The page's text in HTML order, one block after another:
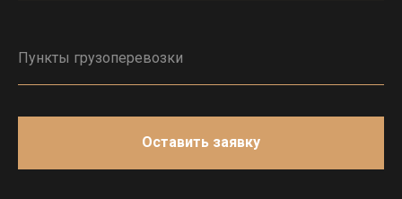
Оставить заявку